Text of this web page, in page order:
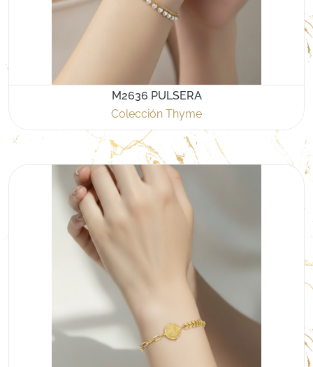
M2636 PULSERA
Colección Thyme